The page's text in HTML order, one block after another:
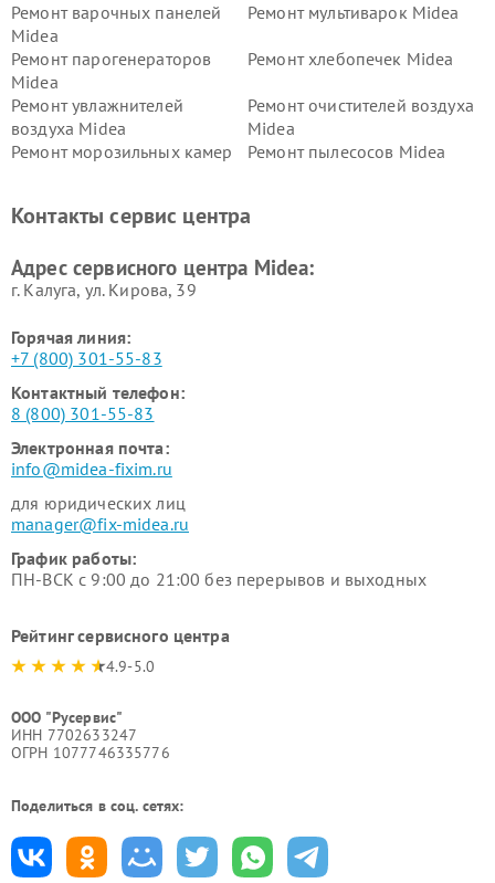
Ремонт варочных панелей
Midea
Ремонт мультиварок Midea
Ремонт парогенераторов
Midea
Ремонт хлебопечек Midea
Ремонт увлажнителей
воздуха Midea
Ремонт очистителей воздуха
Midea
Ремонт морозильных камер
Ремонт пылесосов Midea
пылесосов Midea
Midea
Контакты сервис центра
Адрес сервисного центра Midea:
г. Калуга, ул. Кирова, 39
Горячая линия:
+7 (800) 301-55-83
Контактный телефон:
8 (800) 301-55-83
Электронная почта:
info@midea-fixim.ru
для юридических лиц
manager@fix-midea.ru
График работы:
ПН-ВСК с 9:00 до 21:00 без перерывов и выходных
Рейтинг сервисного центра
4.9-5.0
ООО "Русервис"
ИНН 7702633247
ОГРН 1077746335776
Поделиться в соц. сетях: